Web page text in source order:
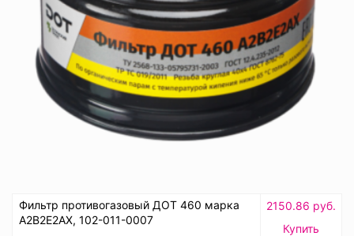
Фильтр противогазовый ДОТ 460 марка
А2В2Е2АХ, 102-011-0007
2150.86 руб.
Купить